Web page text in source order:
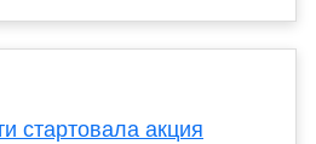
стартовала акция